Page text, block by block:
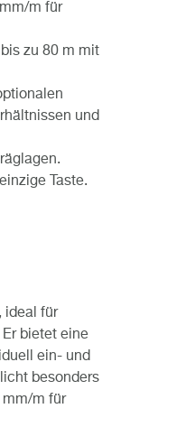
m für
zu 80 m mit
und
Taste.
ideal für
bietet eine
ein- und
besonders
mm/m für